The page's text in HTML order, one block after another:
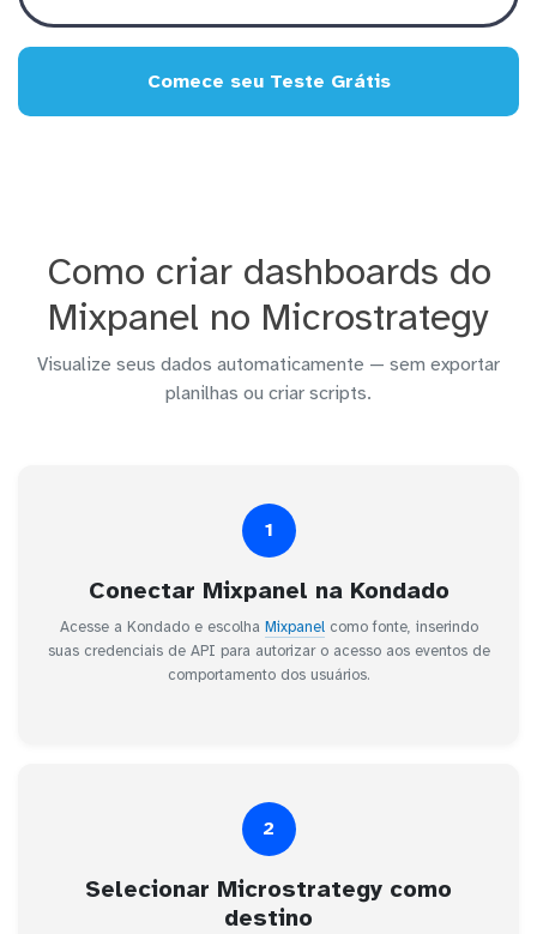
Comece seu Teste Grátis
Como criar dashboards do
Mixpanel no Microstrategy
Visualize seus dados automaticamente — sem exportar
planilhas ou criar scripts.
1
Conectar Mixpanel na Kondado
Acesse a Kondado e escolha Mixpanelcomo fonte, inserindo
suas credenciais de API para autorizar o acesso aos eventos de
comportamento dos usuários.
2
Selecionar Microstrategy como
destino